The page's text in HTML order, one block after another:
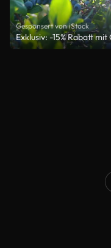
Gesponsert von iStock
Exklusiv: -15% Rabatt mit